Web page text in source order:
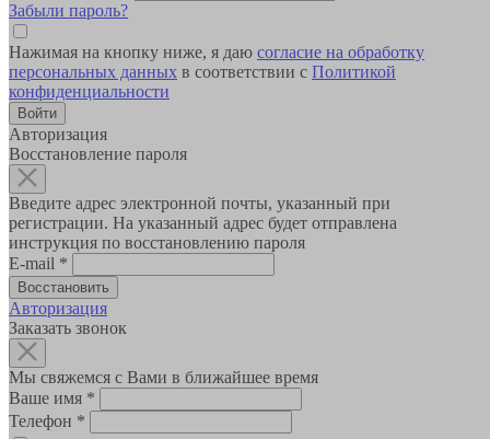
Забыли пароль?
Нажимая на кнопку ниже, я даю согласие на обработку
персональных данных в соответствии с Политикой
конфиденциальности
Авторизация
Восстановление пароля
Введите адрес электронной почты, указанный при
регистрации. На указанный адрес будет отправлена
инструкция по восстановлению пароля
E-mail *
Авторизация
Заказать звонок
Мы свяжемся с Вами в ближайшее время
Ваше имя *
Телефон *